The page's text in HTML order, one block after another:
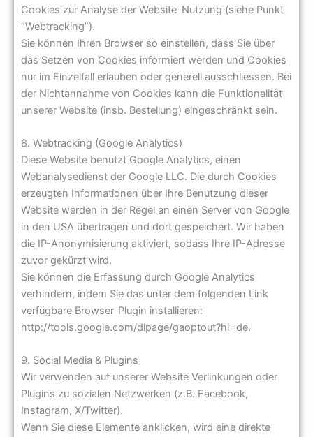
Cookies zur Analyse der Website-Nutzung (siehe Punkt
“Webtracking”).
Sie können Ihren Browser so einstellen, dass Sie über
das Setzen von Cookies informiert werden und Cookies
nur im Einzelfall erlauben oder generell ausschliessen. Bei
der Nichtannahme von Cookies kann die Funktionalität
unserer Website (insb. Bestellung) eingeschränkt sein.
8. Webtracking (Google Analytics)
Diese Website benutzt Google Analytics, einen
Webanalysedienst der Google LLC. Die durch Cookies
erzeugten Informationen über Ihre Benutzung dieser
Website werden in der Regel an einen Server von Google
in den USA übertragen und dort gespeichert. Wir haben
die IP-Anonymisierung aktiviert, sodass Ihre IP-Adresse
zuvor gekürzt wird.
Sie können die Erfassung durch Google Analytics
verhindern, indem Sie das unter dem folgenden Link
verfügbare Browser-Plugin installieren:
http://tools.google.com/dlpage/gaoptout?hl=de.
9. Social Media & Plugins
Wir verwenden auf unserer Website Verlinkungen oder
Plugins zu sozialen Netzwerken (z.B. Facebook,
Instagram, X/Twitter).
Wenn Sie diese Elemente anklicken, wird eine direkte